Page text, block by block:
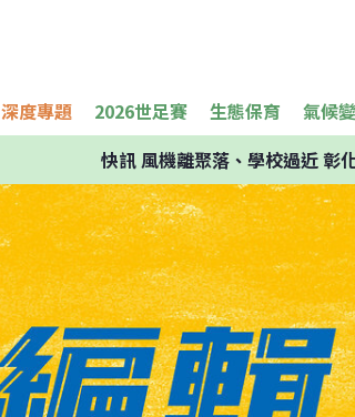
深度專題 2026世足賽 生態保育 氣候
快訊風機離聚落、學校過近 彰